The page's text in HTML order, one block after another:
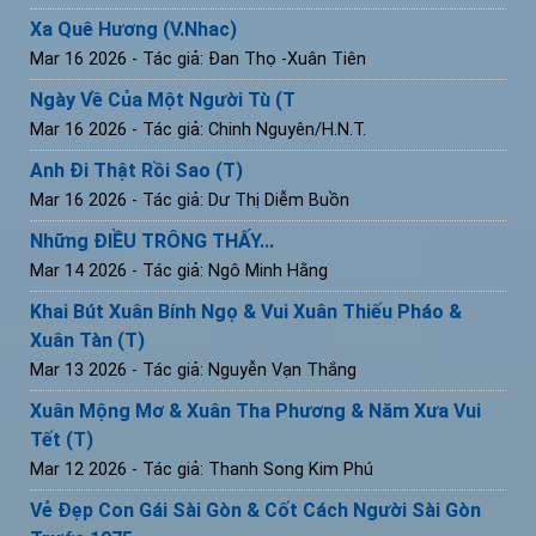
Xa Quê Hương (V.Nhac)
Mar 16 2026 - Tác giả: Đan Thọ -Xuân Tiên
Ngày Về Của Một Người Tù (T
Mar 16 2026 - Tác giả: Chinh Nguyên/H.N.T.
Anh Đi Thật Rồi Sao (T)
Mar 16 2026 - Tác giả: Dư Thị Diễm Buồn
Những ĐIỀU TRÔNG THẤY...
Mar 14 2026 - Tác giả: Ngô Minh Hằng
Khai Bút Xuân Bính Ngọ & Vui Xuân Thiếu Pháo &
Xuân Tàn (T)
Mar 13 2026 - Tác giả: Nguyễn Vạn Thắng
Xuân Mộng Mơ & Xuân Tha Phương & Năm Xưa Vui
Tết (T)
Mar 12 2026 - Tác giả: Thanh Song Kim Phú
Vẻ Đẹp Con Gái Sài Gòn & Cốt Cách Người Sài Gòn